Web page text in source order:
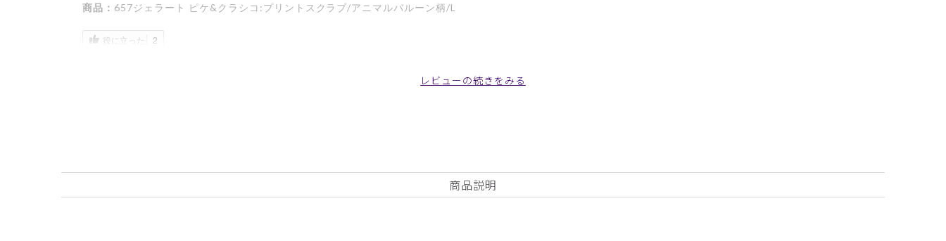
商品： 657ジェラート ピケ&クラシコ:プリントスクラブ/アニマルバルーン柄/L
役に立った 2
小さな子供たちが沢山治療にみえているので
レビューの続きをみる
商品説明